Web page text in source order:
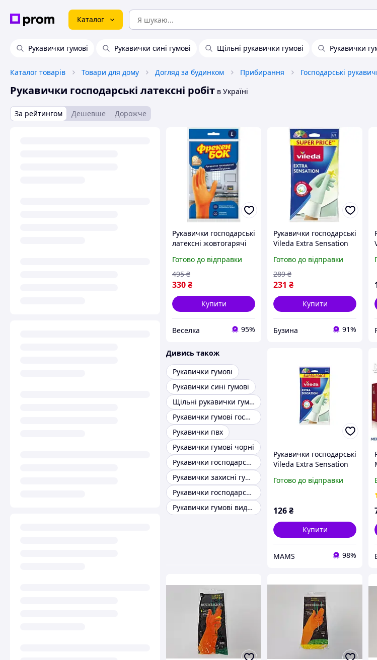
Каталог
Рукавички гумові Рукавички сині гумові Щільні рукавички гумові Рукавички
Каталог товарів Товари для дому Догляд за будинком Прибирання Господарські
Рукавички господарські латексні робіт в Україні
За рейтингом Дешевше Дорожче
Рукавички господарські
латексні жовтогарячі
посуду садових робіт із
бавовняним
напиленням FLAME
Готово до відправки
330₴
495 ₴
Купити
Веселка 95%
Рукавички господарські
Vileda Extra Sensation
делікатних робіт Розмір
L 4023103073944
buzyna
Готово до відправки
231 ₴
289 ₴
Купити
Бузина 91%
Дивись також
Рукавички гумові
Рукавички сині гумові
Щільні рукавички гумові
Рукавички гумові господарські довгі
Рукавички пвх
Рукавички гумові чорні
Рукавички господарські латексні
Рукавички захисні гумові
Рукавички господарські гумові
Рукавички гумові видовжені
Рукавички господарські
Vileda Extra Sensation
делікатних робіт Розмір
Готово до відправки
126₴
Купити
MAMS 98%